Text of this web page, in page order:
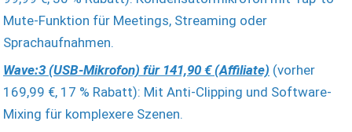
Mute-Funktion für Meetings, Streaming oder
Sprachaufnahmen.
Wave:3 (USB-Mikrofon) für 141,90 € (Affiliate) (vorher
169,99 €, 17 % Rabatt): Mit Anti-Clipping und Software-
Mixing für komplexere Szenen.